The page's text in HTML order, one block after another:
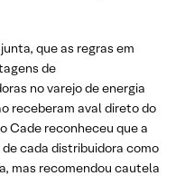
que as regras em
de
no varejo de energia
receberam aval direto do
Cade reconheceu que a
cada distribuidora como
mas recomendou cautela